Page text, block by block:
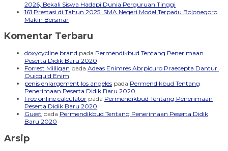
2026, Bekali Siswa Hadapi Dunia Perguruan Tinggi
161 Prestasi di Tahun 2025! SMA Negeri Model Terpadu Bojonegoro
Makin Bersinar
Komentar Terbaru
doxycycline brand pada Permendikbud Tentang Penerimaan
Peserta Didik Baru 2020
Forrest Milligan pada Adeas Enimres Abrpicuro Praecepta Dantur.
Quicquid Enim
penis enlargement los angeles pada Permendikbud Tentang
Penerimaan Peserta Didik Baru 2020
Free online calculator pada Permendikbud Tentang Penerimaan
Peserta Didik Baru 2020
Guest pada Permendikbud Tentang Penerimaan Peserta Didik
Baru 2020
Arsip